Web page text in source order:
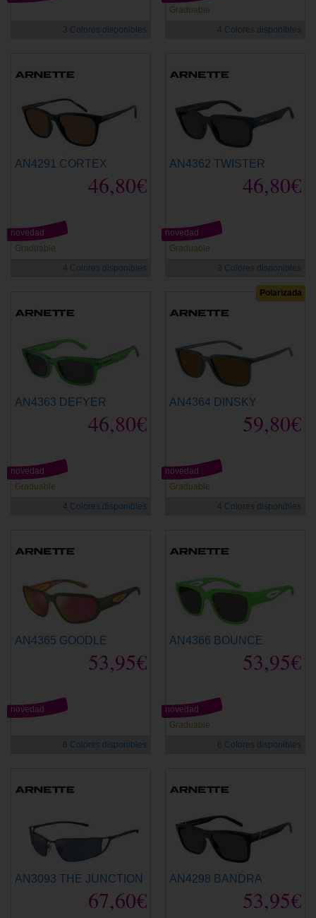
3 Colores disponibles
Graduable
4 Colores disponibles
AN4291 CORTEX
46,80€
Graduable
novedad
4 Colores disponibles
AN4362 TWISTER
46,80€
Graduable
novedad
3 Colores disponibles
AN4363 DEFYER
46,80€
Graduable
novedad
4 Colores disponibles
Polarizada
AN4364 DINSKY
59,80€
Graduable
novedad
4 Colores disponibles
AN4365 GOODLE
53,95€
novedad
6 Colores disponibles
AN4366 BOUNCE
53,95€
Graduable
novedad
6 Colores disponibles
AN3093 THE JUNCTION
67,60€
AN4298 BANDRA
53,95€